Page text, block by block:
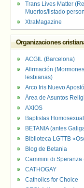
Trans Lives Matter
Muertos/listado
XtraMagazine
Organizaciones
ACGIL (Barcelona)
Afirmación
lesbianas)
Arco Iris Nuevo
Área de Asuntos
AXIOS
Baptistas
BETANIA (antes
Biblioteca LGTTB
Blog de Betania
Cammini di Speranza
CATHOGAY
Catholics for Choice